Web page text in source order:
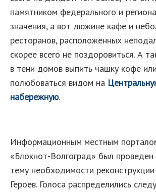
памятником федерального и
значения, а вот дюжине кафе и
ресторанов, расположенных
скорее всего не поздоровиться. А
в тени домов выпить чашку кофе
полюбоваться видом на
набережную.
Информационным местным
«Блокнот-Волгоград» был
тему необходимости
Героев. Голоса распределились